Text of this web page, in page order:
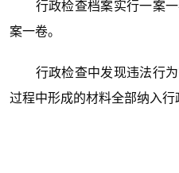
行政检查档案实行一案一
案一卷。
行政检查中发现违法行为
过程中形成的材料全部纳入行